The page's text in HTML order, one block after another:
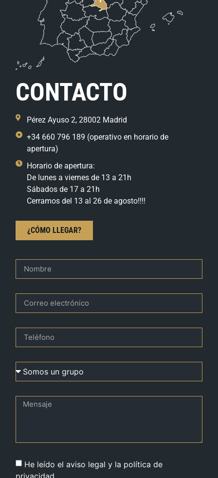
CONTACTO
Pérez Ayuso 2, 28002 Madrid
+34 660 796 189 (operativo en horario de
apertura)
Horario de apertura:
De lunes a viernes de 13 a 21h
Sábados de 17 a 21h
Cerramos del 13 al 26 de agosto!!!!
¿CÓMO LLEGAR?
He leído el aviso legal y la política de
privacidad